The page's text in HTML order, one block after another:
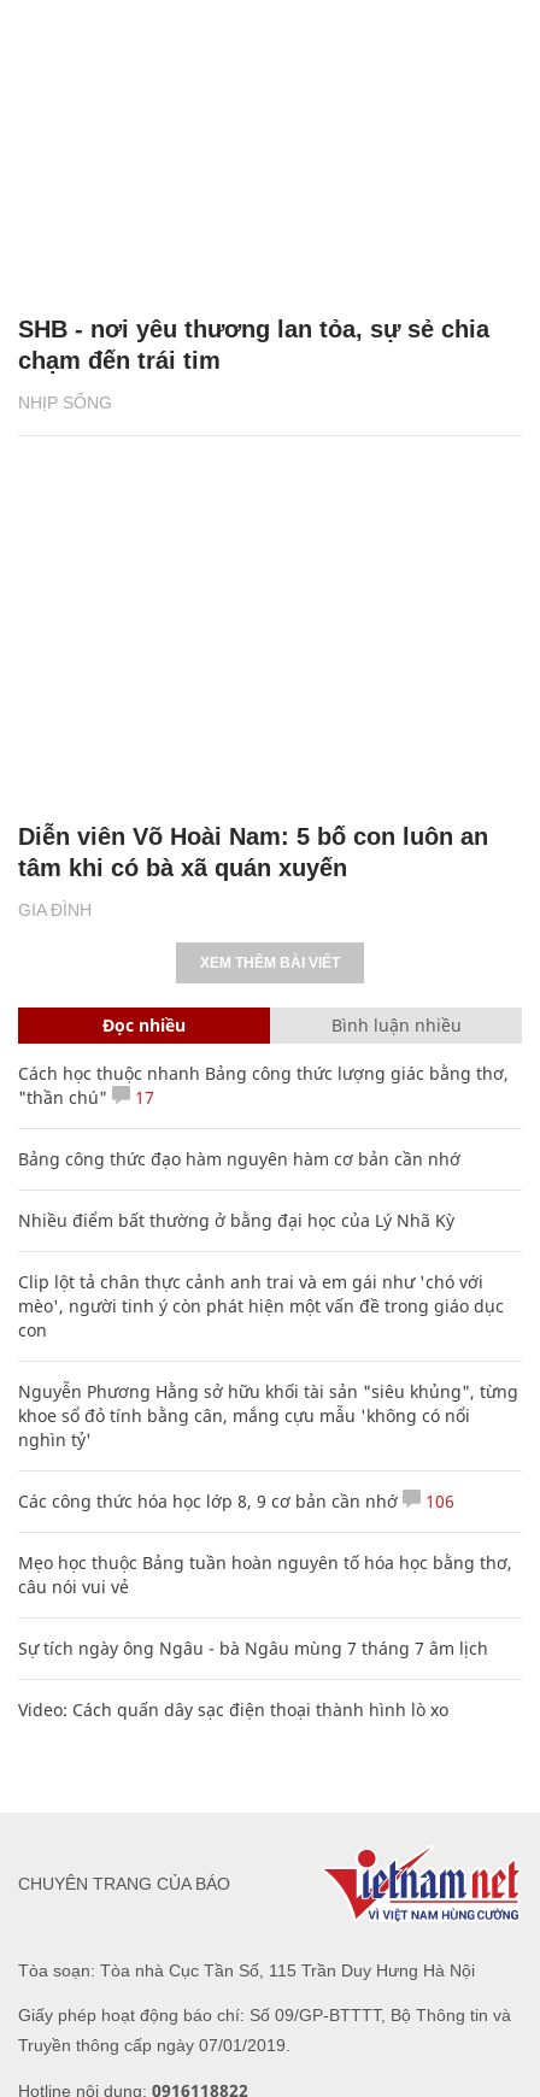
NHỊP SỐNG
SHB - nơi yêu thương lan tỏa, sự sẻ chia
chạm đến trái tim
GIA ĐÌNH
Diễn viên Võ Hoài Nam: 5 bố con luôn an
tâm khi có bà xã quán xuyến
XEM THÊM BÀI VIẾT
Đọc nhiều Bình luận nhiều
Cách học thuộc nhanh Bảng công thức lượng giác bằng thơ,
"thần chú"
17
Bảng công thức đạo hàm nguyên hàm cơ bản cần nhớ
Nhiều điểm bất thường ở bằng đại học của Lý Nhã Kỳ
Clip lột tả chân thực cảnh anh trai và em gái như 'chó với
mèo', người tinh ý còn phát hiện một vấn đề trong giáo dục
con
Nguyễn Phương Hằng sở hữu khối tài sản "siêu khủng", từng
khoe sổ đỏ tính bằng cân, mắng cựu mẫu 'không có nổi
nghìn tỷ'
Các công thức hóa học lớp 8, 9 cơ bản cần nhớ 106
Mẹo học thuộc Bảng tuần hoàn nguyên tố hóa học bằng thơ,
câu nói vui vẻ
Sự tích ngày ông Ngâu - bà Ngâu mùng 7 tháng 7 âm lịch
Video: Cách quấn dây sạc điện thoại thành hình lò xo
Tòa soạn: Tòa nhà Cục Tần Số, 115 Trần Duy Hưng Hà Nội
Giấy phép hoạt động báo chí: Số 09/GP-BTTTT, Bộ Thông tin và
Truyền thông cấp ngày 07/01/2019.
Hotline nội dung: 0916118822
CHUYÊN TRANG CỦA BÁO